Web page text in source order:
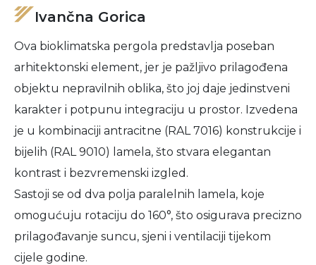
Ivančna Gorica
Ova bioklimatska pergola predstavlja poseban
arhitektonski element, jer je pažljivo prilagođena
objektu nepravilnih oblika, što joj daje jedinstveni
karakter i potpunu integraciju u prostor. Izvedena
je u kombinaciji antracitne (RAL 7016) konstrukcije i
bijelih (RAL 9010) lamela, što stvara elegantan
kontrast i bezvremenski izgled.
Sastoji se od dva polja paralelnih lamela, koje
omogućuju rotaciju do 160°, što osigurava precizno
prilagođavanje suncu, sjeni i ventilaciji tijekom
cijele godine.